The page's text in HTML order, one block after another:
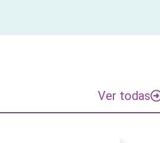
Ver todas